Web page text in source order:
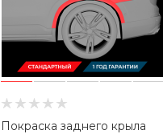
Покраска заднего крыла